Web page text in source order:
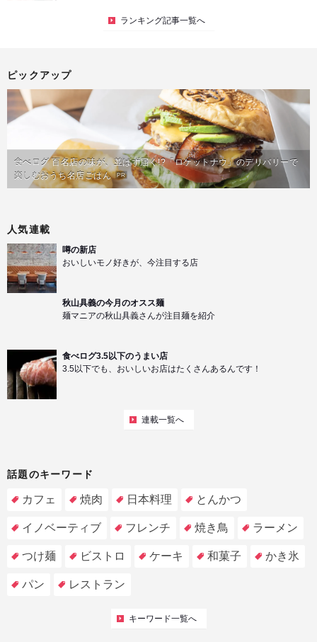
ランキング記事一覧へ
ピックアップ
食べログ 百名店の味が、並ばず届く!?「ロケットナウ」のデリバリーで
楽しむおうち名店ごはん PR
人気連載
噂の新店
おいしいモノ好きが、今注目する店
秋山具義の今月のオスス麺
麺マニアの秋山具義さんが注目麺を紹介
食べログ3.5以下のうまい店
3.5以下でも、おいしいお店はたくさんあるんです！
連載一覧へ
話題のキーワード
カフェ 焼肉 日本料理 とんかつ
イノベーティブ フレンチ 焼き鳥 ラーメン
つけ麺 ビストロ ケーキ 和菓子 かき氷
パン レストラン
キーワード一覧へ